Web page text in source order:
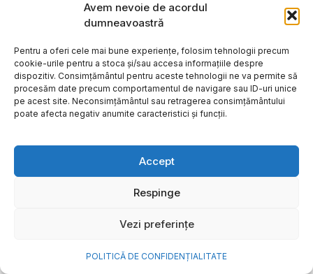
Avem nevoie de acordul
dumneavoastră
Pentru a oferi cele mai bune experiențe, folosim tehnologii precum
cookie-urile pentru a stoca și/sau accesa informațiile despre
dispozitiv. Consimțământul pentru aceste tehnologii ne va permite să
procesăm date precum comportamentul de navigare sau ID-uri unice
pe acest site. Neconsimțământul sau retragerea consimțământului
poate afecta negativ anumite caracteristici și funcții.
Accept
Respinge
Vezi preferințe
POLITICĂ DE CONFIDENȚIALITATE
Cum transformi cele mai
o bijuterie Pandora pe care o
porți zi de zi